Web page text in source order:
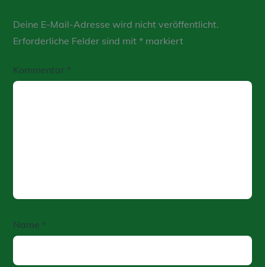
Deine E-Mail-Adresse wird nicht veröffentlicht.
Erforderliche Felder sind mit* markiert
Kommentar *
Name *